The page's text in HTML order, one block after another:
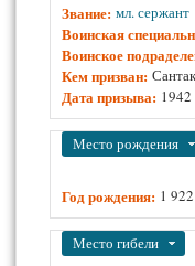
Звание: мл. сержант
Воинская
Воинское
Кем призван:
Дата призыва: 1942
Убрать
Место рождения
Год рождения: 1 922
Убрать
Место гибели